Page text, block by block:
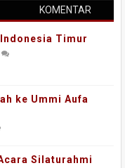
KOMENTAR
Timur
ke Ummi Aufa
Silaturahmi